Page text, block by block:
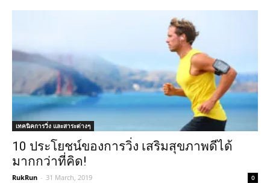
เทคนิคการวิ่ง และสาระต่างๆ
10 ประโยชน์ของการวิ่ง เสริมสุขภาพดีได้
มากกว่าที่คิด!
RukRun - 31 March, 2019 0